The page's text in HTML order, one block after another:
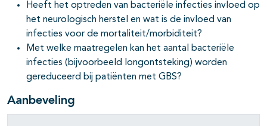
Heeft het optreden van bacteriële infecties invloed op
het neurologisch herstel en wat is de invloed van
infecties voor de mortaliteit/morbiditeit?
Met welke maatregelen kan het aantal bacteriële
infecties (bijvoorbeeld longontsteking) worden
gereduceerd bij patiënten met GBS?
Aanbeveling